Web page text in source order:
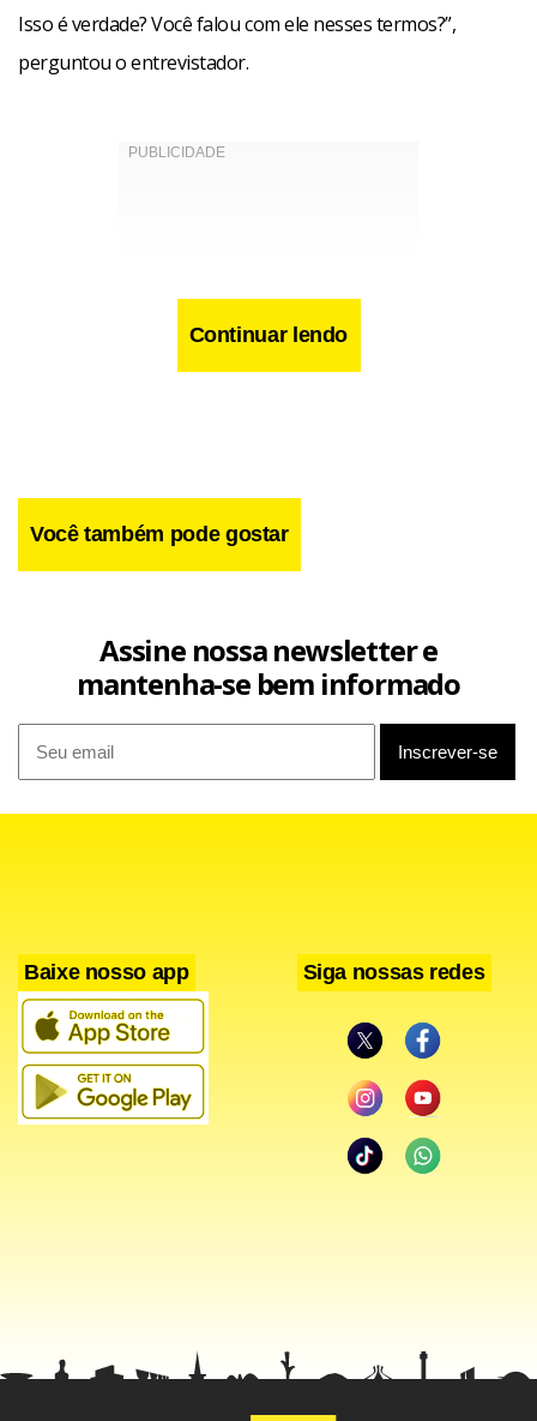
Isso é verdade? Você falou com ele nesses termos?”,
perguntou o entrevistador.
Trump acrescentou que tem um “relacionamento muito
bom” com Netanyahu. “Nós nos damos bem juntos… Gosto
Trump soltou a série de palavrões devido às ameaças de
Continuar lendo
Você também pode gostar
Assine nossa newsletter e
mantenha-se bem informado
Baixe nosso app Siga nossas redes